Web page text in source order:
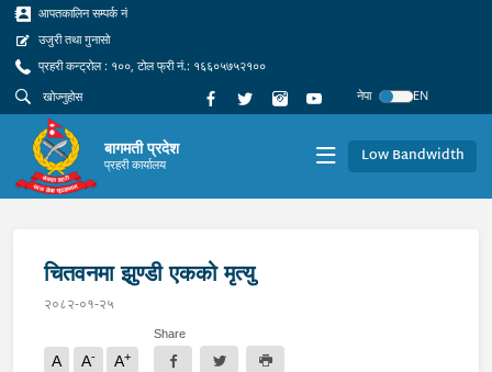
आपतकालिन सम्पर्क नं
उजुरी तथा गुनासो
प्रहरी कन्ट्रोल : १००, टोल फ्री नं.: १६६०५७५२१००
नेपा
EN
बागमती प्रदेश
प्रहरी कार्यालय Low Bandwidth
चितवनमा झुण्डी एकको मृत्यु
२०८२-०१-२५
A A- A+
Share